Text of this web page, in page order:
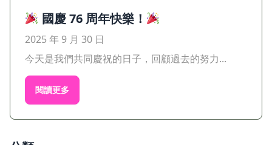
國慶 76 周年快樂！
2025 年 9 月 30 日
今天是我們共同慶祝的日子，回顧過去的努力...
閱讀更多